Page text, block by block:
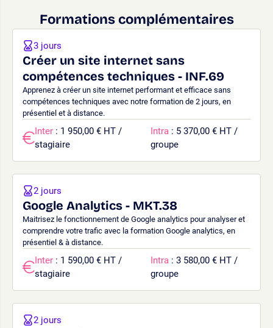
Formations complémentaires
Créer un site internet sans
compétences techniques - INF.69
Apprenez à créer un site internet performant et efficace sans
compétences techniques avec notre formation de 2 jours, en
présentiel et à distance.
3 jours
Inter : 1 950,00 € HT /
stagiaire
Intra : 5 370,00 € HT /
groupe
Google Analytics - MKT.38
Maitrisez le fonctionnement de Google analytics pour analyser et
comprendre votre trafic avec la formation Google analytics, en
présentiel & à distance.
2 jours
Inter : 1 590,00 € HT /
stagiaire
Intra : 3 580,00 € HT /
groupe
2 jours